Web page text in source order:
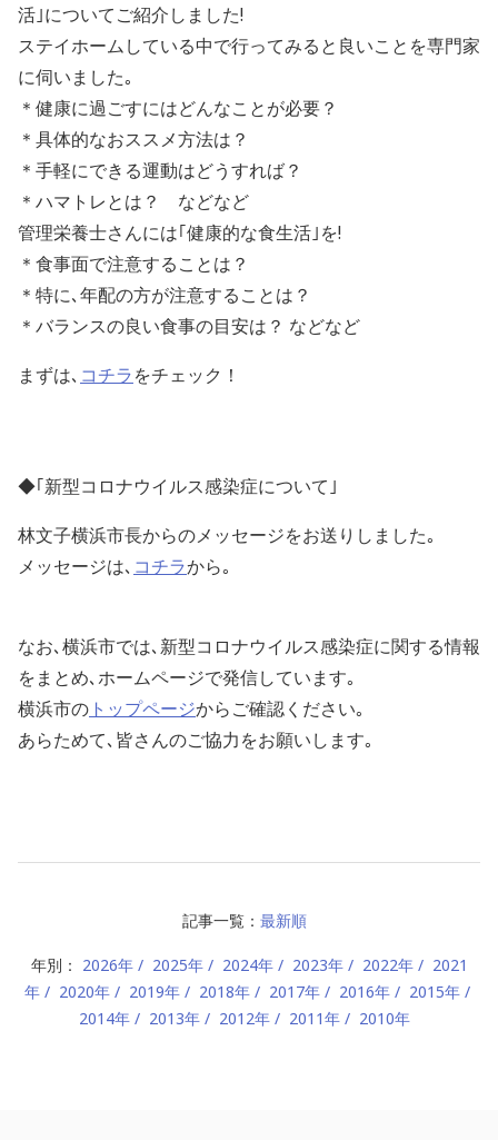
活｣についてご紹介しました!
ステイホームしている中で行ってみると良いことを専門家
に伺いました｡
＊健康に過ごすにはどんなことが必要？
＊具体的なおススメ方法は？
＊手軽にできる運動はどうすれば？
＊ハマトレとは？ などなど
管理栄養士さんには｢健康的な食生活｣を!
＊食事面で注意することは？
＊特に､年配の方が注意することは？
＊バランスの良い食事の目安は？ などなど
まずは､ コチラをチェック！
◆｢新型コロナウイルス感染症について｣
林文子横浜市長からのメッセージをお送りしました｡
メッセージは､ コチラから｡
なお､横浜市では､新型コロナウイルス感染症に関する情報
をまとめ､ホームページで発信しています｡
横浜市の トップページからご確認ください｡
あらためて､皆さんのご協力をお願いします｡
記事一覧： 最新順
年別： 2026年 2025年 2024年 2023年 2022年
2021
年
2020年 2019年 2018年 2017年 2016年
2015年
2014年
2013年 2012年 2011年 2010年